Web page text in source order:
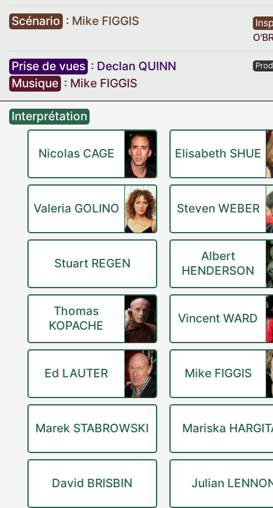
Scénario : Mike FIGGIS
Prise de vues : Declan QUINN
Musique : Mike FIGGIS
Interprétation
Nicolas CAGE Elisabeth SHUE
Valeria GOLINO Steven WEBER
Stuart REGEN
Albert
HENDERSON
Thomas
KOPACHE
Vincent WARD
Ed LAUTER Mike FIGGIS
Marek STABROWSKI Mariska
David BRISBIN Julian